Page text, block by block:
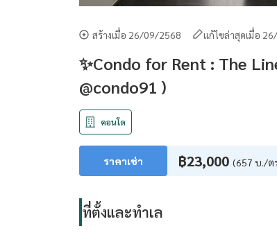
สร้างเมื่อ 26/09/2568 แก้ไขล่าสุดเมื่อ
✨Condo for Rent : The
@condo91 )
คอนโด
ราคาเช่า ฿23,000 (657 บ./ต
ที่ตั้งและทำเล